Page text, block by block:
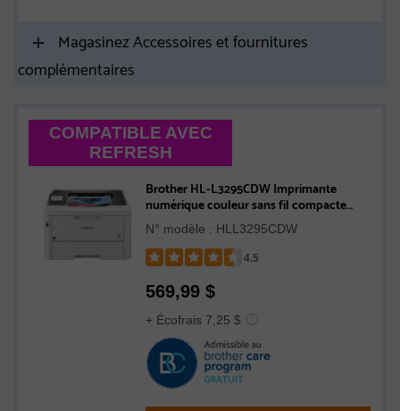
Magasinez Accessoires et fournitures
complémentaires
COMPATIBLE AVEC
REFRESH
Brother HL-L3295CDW Imprimante
numérique couleur sans fil compacte
avec fonction d’impression recto verso et
NFC, compatible avec l’Abonnement
Refresh
N° modèle : HLL3295CDW
4.5
4.5
out
5
stars
569,99 $
+ Écofrais 7,25 $